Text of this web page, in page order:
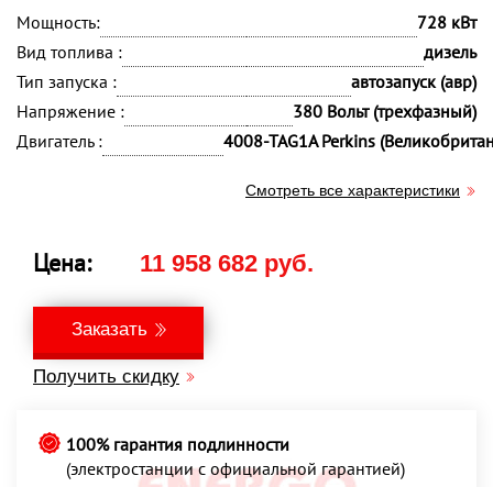
Мощность:
728 кВт
Вид топлива :
дизель
Тип запуска :
автозапуск (авр)
Напряжение :
380 Вольт (трехфазный)
Двигатель :
4008-TAG1A Perkins
Смотреть все характеристики
Цена: 11 958 682 руб.
Заказать
Получить скидку
100% гарантия подлинности
(электростанции с официальной гарантией)